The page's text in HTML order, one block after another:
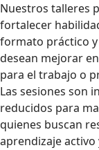
Nuestros talleres
fortalecer
formato práctico
desean mejorar
para el trabajo o
Las sesiones son
reducidos para
quienes buscan
aprendizaje